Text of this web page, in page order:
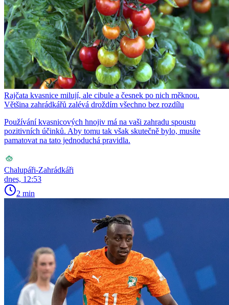
Rajčata kvasnice milují, ale cibule a česnek po nich měknou.
Většina zahrádkářů zalévá droždím všechno bez rozdílu
Používání kvasnicových hnojiv má na vaši zahradu spoustu
pozitivních účinků. Aby tomu tak však skutečně bylo, musíte
pamatovat na tato jednoduchá pravidla.
Chalupáři-Zahrádkáři
dnes, 12:53
2 min